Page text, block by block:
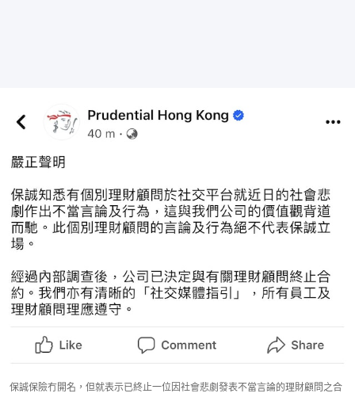
保誠保險冇開名，但就表示已終止一位因社會悲劇發表不當言論的理財顧問之合